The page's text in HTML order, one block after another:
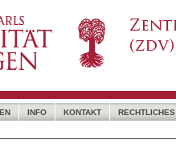
INFO KONTAKT RECHTLICHES